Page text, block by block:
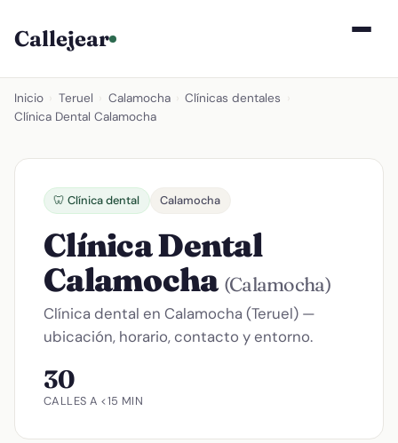
Callejear
Inicio Teruel Calamocha Clínicas dentales
Clínica Dental Calamocha
🦷 Clínica dental Calamocha
Clínica Dental
Calamocha (Calamocha)
Clínica dental en Calamocha (Teruel) —
ubicación, horario, contacto y entorno.
30
CALLES A <15 MIN